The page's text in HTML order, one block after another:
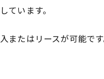
ています。
またはリースが可能です